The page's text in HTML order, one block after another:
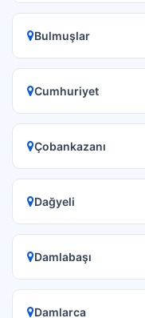
Bulmuşlar
Cumhuriyet
Çobankazanı
Dağyeli
Damlabaşı
Damlarca